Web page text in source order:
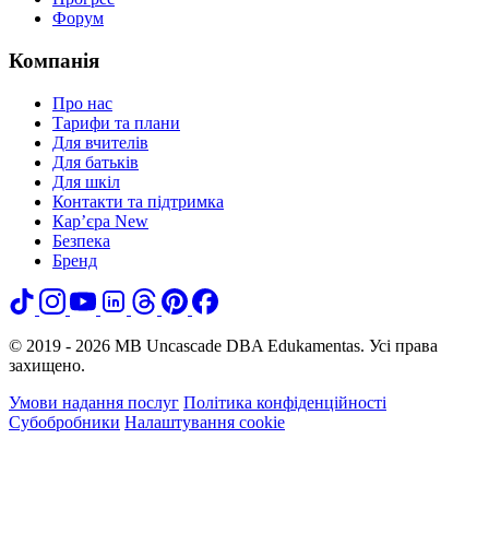
Форум
Компанія
Про нас
Тарифи та плани
Для вчителів
Для батьків
Для шкіл
Контакти та підтримка
Кар’єра New
Безпека
Бренд
© 2019 - 2026 MB Uncascade DBA Edukamentas. Усі права
захищено.
Умови надання послуг Політика конфіденційності
Субобробники Налаштування cookie